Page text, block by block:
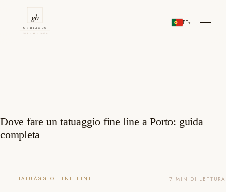
contenuto
Gi Bianco Tattoo Porto
PT▾
Dove fare un tatuaggio fine line a Porto: guida
completa
TATUAGGIO FINE LINE 7 MIN DI LETTURA